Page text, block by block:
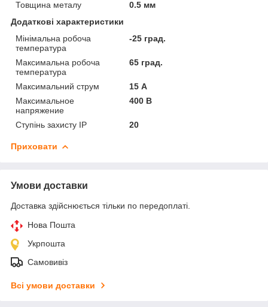
Товщина металу
0.5 мм
Додаткові характеристики
Мінімальна робоча
температура
-25 град.
Максимальна робоча
температура
65 град.
Максимальний струм
15 А
Максимальное
напряжение
400 В
Ступінь захисту IP 20
Приховати
Умови доставки
Доставка здійснюється тільки по передоплаті.
Нова Пошта
Укрпошта
Самовивіз
Всі умови доставки